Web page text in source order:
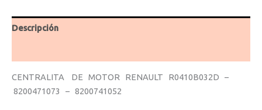
Descripción
CENTRALITA DE MOTOR RENAULT R0410B032D –
8200471073 – 8200741052